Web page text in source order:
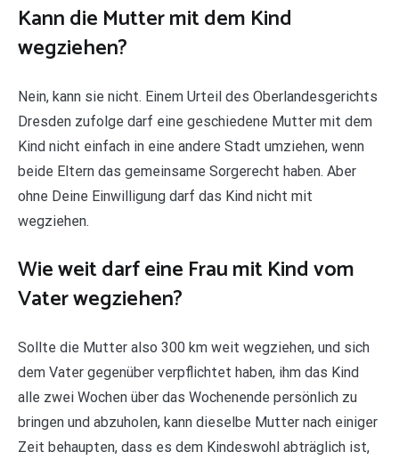
Kann die Mutter mit dem Kind
wegziehen?
Nein, kann sie nicht. Einem Urteil des Oberlandesgerichts
Dresden zufolge darf eine geschiedene Mutter mit dem
Kind nicht einfach in eine andere Stadt umziehen, wenn
beide Eltern das gemeinsame Sorgerecht haben. Aber
ohne Deine Einwilligung darf das Kind nicht mit
wegziehen.
Wie weit darf eine Frau mit Kind vom
Vater wegziehen?
Sollte die Mutter also 300 km weit wegziehen, und sich
dem Vater gegenüber verpflichtet haben, ihm das Kind
alle zwei Wochen über das Wochenende persönlich zu
bringen und abzuholen, kann dieselbe Mutter nach einiger
Zeit behaupten, dass es dem Kindeswohl abträglich ist,